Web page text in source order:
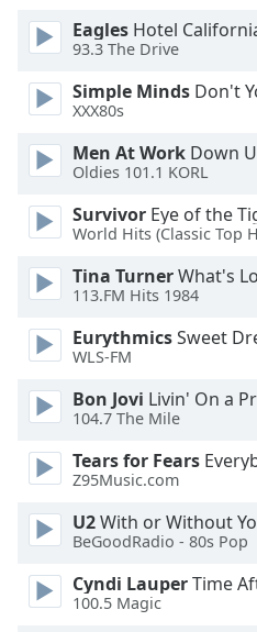
dialog
window.
Escape
cancel
and
Text
Opacity
Text
Background
Eagles Hotel
93.3 The Drive
Simple Minds Don't
XXX80s
Men At Work Down
Oldies 101.1 KORL
Survivor Eye of the
World Hits (Classic Top
Tina TurnerWhat's
113.FM Hits 1984
EurythmicsSweet
WLS-FM
Bon Jovi Livin' On a
104.7 The Mile
Tears for Fears
Z95Music.com
U2With or Without
BeGoodRadio - 80s Pop
Cyndi LauperTime
100.5 Magic